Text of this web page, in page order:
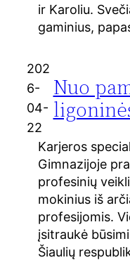
ir Karoliu.
gaminius,
202
6-
04-
22
Nuo
Karjeros
Gimnazijoje
profesinių
mokinius iš
profesijomis.
įsitraukė
Šiaulių